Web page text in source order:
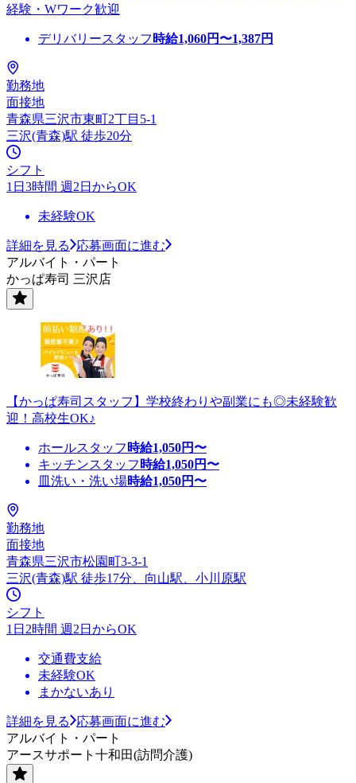
経験・Wワーク歓迎
デリバリースタッフ 時給1,060円〜1,387円
勤務地
面接地
青森県三沢市東町2丁目5-1
三沢(青森)駅 徒歩20分
シフト
1日3時間 週2日からOK
未経験OK
詳細を見る
応募画面に進む
アルバイト・パート
かっぱ寿司 三沢店
【かっぱ寿司スタッフ】学校終わりや副業にも◎未経験歓
迎！高校生OK♪
ホールスタッフ 時給1,050円〜
キッチンスタッフ 時給1,050円〜
皿洗い・洗い場時給1,050円〜
勤務地
面接地
青森県三沢市松園町3-3-1
三沢(青森)駅 徒歩17分、向山駅、小川原駅
シフト
1日2時間 週2日からOK
交通費支給
未経験OK
まかないあり
詳細を見る
応募画面に進む
アルバイト・パート
アースサポート十和田(訪問介護)